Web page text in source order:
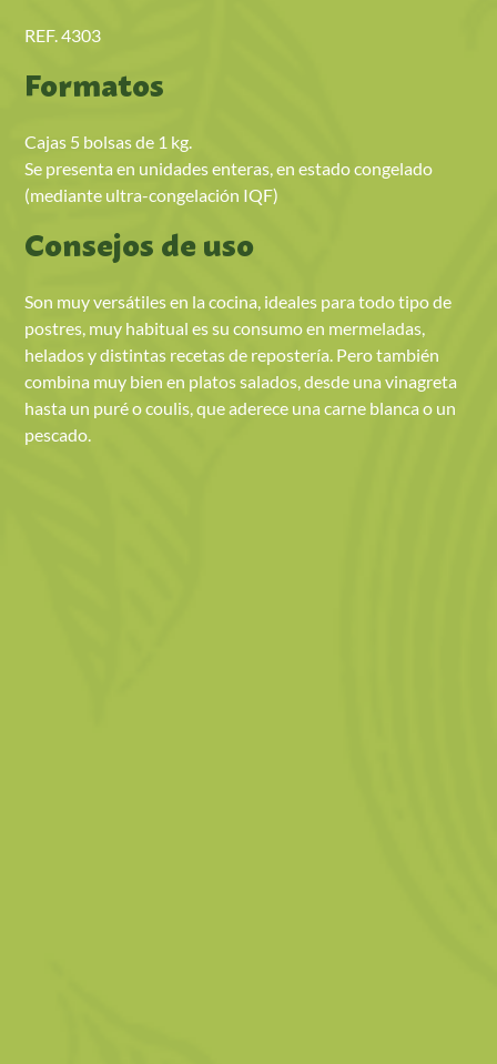
REF. 4303
Formatos
Cajas 5 bolsas de 1 kg.
Se presenta en unidades enteras, en estado congelado
(mediante ultra-congelación IQF)
Consejos de uso
Son muy versátiles en la cocina, ideales para todo tipo de
postres, muy habitual es su consumo en mermeladas,
helados y distintas recetas de repostería. Pero también
combina muy bien en platos salados, desde una vinagreta
hasta un puré o coulis, que aderece una carne blanca o un
pescado.